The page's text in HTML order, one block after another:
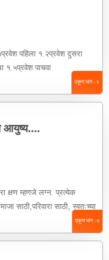
पहिला १.२प्रवेश दुसरा
१.५प्रवेश पाचवा
एकूण भाग : 5
आयुष्य....
क्षण म्हणजे लग्न. प्रत्येक
साठी,परिवारा साठी, स्वतःच्या
एकूण भाग : 6